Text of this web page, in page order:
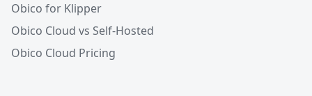
Obico for Klipper
Obico Cloud vs Self-Hosted
Obico Cloud Pricing